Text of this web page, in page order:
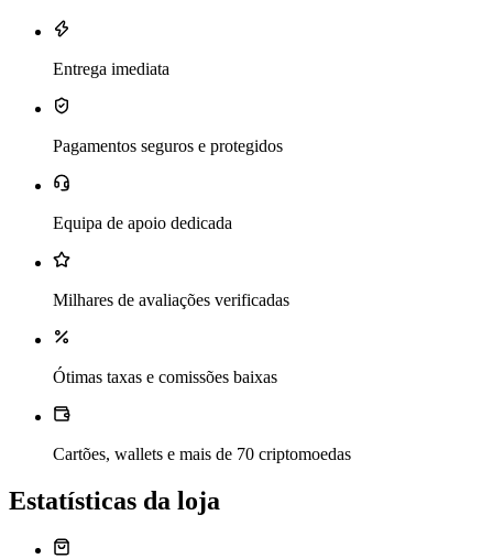
Entrega imediata
Pagamentos seguros e protegidos
Equipa de apoio dedicada
Milhares de avaliações verificadas
Ótimas taxas e comissões baixas
Cartões, wallets e mais de 70 criptomoedas
Estatísticas da loja